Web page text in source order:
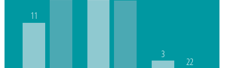
11
3
22